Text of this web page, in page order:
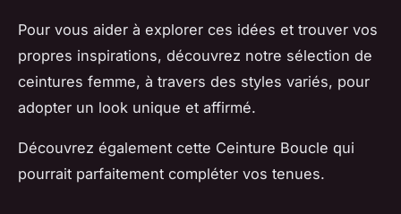
Pour vous aider à explorer ces idées et trouver vos
propres inspirations, découvrez notre sélection de
ceintures femme, à travers des styles variés, pour
adopter un look unique et affirmé.
Découvrez également cette Ceinture Boucle qui
pourrait parfaitement compléter vos tenues.